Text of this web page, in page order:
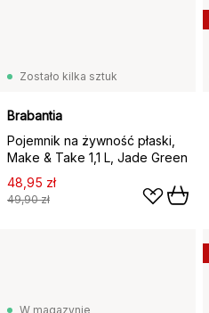
Zostało kilka sztuk
Brabantia
Pojemnik na żywność płaski,
Make & Take 1,1 L, Jade Green
48,95 zł
49,90 zł
W magazynie